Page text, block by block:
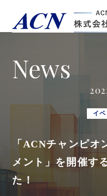
経営者・法人のお客様
個人のお客様
トップページ
ACN不動産について
News
イ
「ACNチャンピオ
メント」を開催す
た！